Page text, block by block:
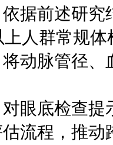
据前述研
人群常规
动脉管径
眼底检查
流程，推